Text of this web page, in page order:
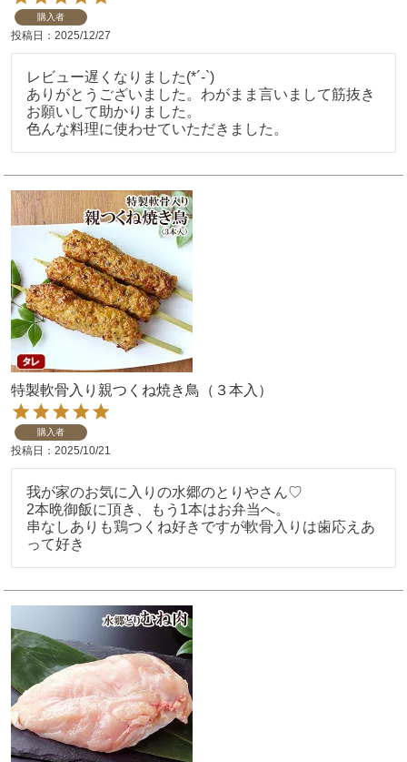
購入者
投稿日 2025/12/27
レビュー遅くなりました(*´-`)
ありがとうございました。わがまま言いまして筋抜き
お願いして助かりました。
特製軟骨入り親つくね焼き鳥（３本入）
購入者
投稿日 2025/10/21
我が家のお気に入りの水郷のとりやさん♡
2本晩御飯に頂き、もう1本はお弁当へ。
串なしありも鶏つくね好きですが軟骨入りは歯応えあ